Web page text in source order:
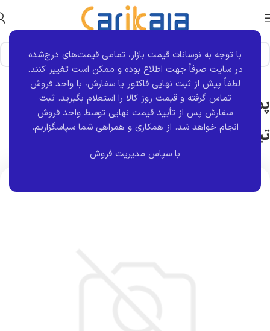
با توجه به نوسانات قیمت بازار، تمامی قیمت‌های درج‌شده
در سایت صرفاً جهت اطلاع بوده و ممکن است تغییر کنند.
لطفاً پیش از ثبت نهایی فاکتور یا سفارش، با واحد فروش
تماس گرفته و قیمت روز کالا را استعلام بگیرید. ثبت
سفارش پس از تأیید قیمت نهایی توسط واحد فروش
انجام خواهد شد. از همکاری و همراهی شما سپاسگزاریم.
با سپاس مدیریت فروش
خانه توقف عرضه
پمپ درب عقب (دو سیم) پراید و تیبا |
تیناکو